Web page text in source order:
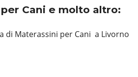
Cani e molto altro:
di Materassini per Cani a Livorno